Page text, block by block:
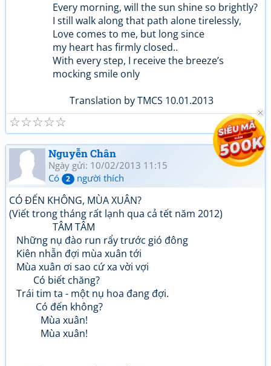
Every morning, will the sun shine so brightly?
I still walk along that path alone tirelessly,
Love comes to me, but long since
my heart has firmly closed..
With every step, I receive the breeze’s
mocking smile only
Translation by TMCS 10.01.2013
☆
☆
☆
☆
☆
Nguyễn Chân
Ngày gửi: 10/02/2013 11:15
Có
2 người thích
CÓ ĐẾN KHÔNG, MÙA XUÂN?
(Viết trong tháng rất lạnh qua cả tết năm 2012)
TÂM TÂM
Những nụ đào run rẩy trước gió đông
Kiên nhẫn đợi mùa xuân tới
Mùa xuân ơi sao cứ xa vời vợi
Có biết chăng?
Trái tim ta - một nụ hoa đang đợi.
Có đến không?
Mùa xuân!
Mùa xuân!